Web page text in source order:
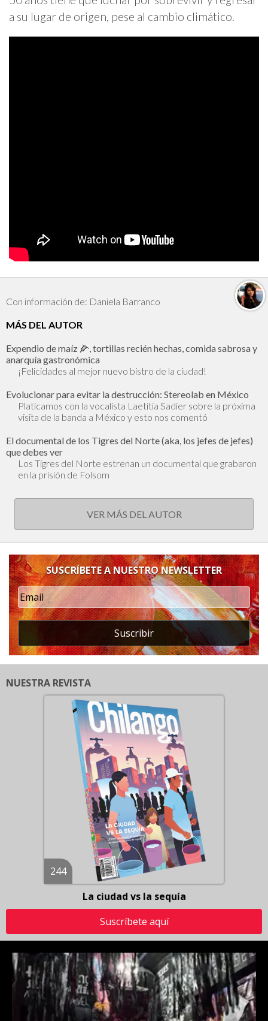
a su lugar de origen, pese al cambio climático.
Con información de: Daniela Barranco
MÁS DEL AUTOR
Expendio de maíz 🌽, tortillas recién hechas, comida sabrosa y
anarquía gastronómica
¡Felicidades al mejor nuevo bistro de la ciudad!
Evolucionar para evitar la destrucción: Stereolab en México
Platicamos con la vocalista Laetitia Sadier sobre la próxima
visita de la banda a México y esto nos comentó
El documental de los Tigres del Norte (aka, los jefes de jefes)
que debes ver
Los Tigres del Norte estrenan un documental que grabaron
en la prisión de Folsom
VER MÁS DEL AUTOR
SUSCRÍBETE A NUESTRO NEWSLETTER
Suscribir
NUESTRA REVISTA
244
La ciudad vs la sequía
Suscríbete aquí